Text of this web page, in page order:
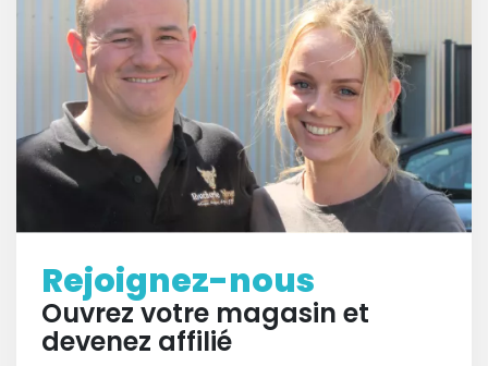
Rejoignez-nous
Ouvrez votre magasin et
devenez affilié